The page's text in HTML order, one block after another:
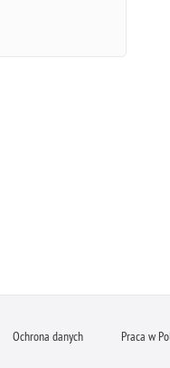
Ochrona danych Praca w